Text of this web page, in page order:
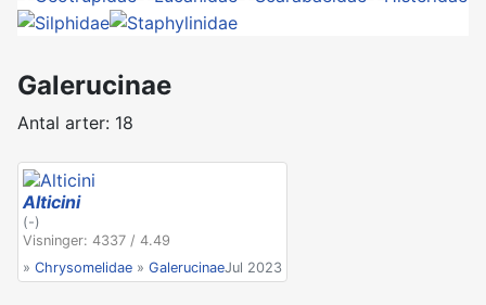
Galerucinae
Antal arter: 18
Alticini
(-)
Visninger: 4337 / 4.49
» Chrysomelidae » GalerucinaeJul 2023